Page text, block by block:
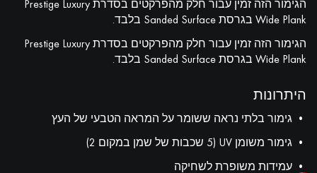
הגימור הזה זמין עבור חלק מהפרקטים בסדרת Prestige Luxury
Wide Plank בגרסת Sanded Surface בלבד.
הגימור הזה זמין עבור חלק מהפרקטים בסדרת Prestige Luxury
Wide Plank בגרסת Sanded Surface בלבד.
היתרונות
• גימור בלתי נראה ששומר על המראה הטבעי של העץ
• גימור משומן UV (5 שכבות של שמן במקום 2)
• עמידות משופרת לשחיקה